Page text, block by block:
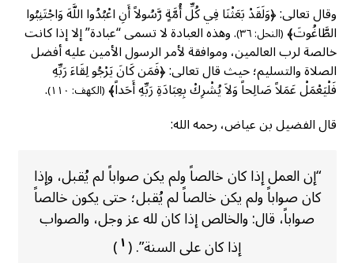
وقال تعالى: ﴿وَلَقَدْ بَعَثْنَا فِي كُلِّ أُمَّةٍ رَّسُولاً أَنِ اعْبُدُوا اللَّهَ وَاجْتَنِبُوا
الطَّاغُوتَ﴾(النحل: ٣٦) . وهذه العبادة لا تسمى “عبادة” إلا إذا كانت
خالصة لرب العالمين، وموافقة لأمر الرسول الأمين عليه أفضل
الصلاة والتسليم؛ حيث قال تعالى: ﴿فَمَن كَانَ يَرْجُو لِقَاءَ رَبِّهِ
فَلْيَعْمَلْ عَمَلاً صَالِحاً وَلاَ يُشْرِكْ بِعِبَادَةِ رَبِّهِ أَحَداً﴾(الكهف: ١١٠)
.
قال الفضيل بن عياض، رحمه الله:
“إن العمل إذا كان خالصاً ولم يكن صواباً لم يُقبل، وإذا
كان صواباً ولم يكن خالصاً لم يُقبل؛ حتى يكون خالصاً
صواباً، قال: والخالص إذا كان لله عز وجل، والصواب
إذا كان على السنة”. (١)